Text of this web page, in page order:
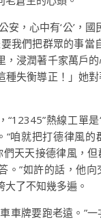
安，心中有‘公’，國
我們把群眾的事當
，浸潤著千家萬戶
種失衡導正！」她
“12345”熱線工單是
“咱就把打德律風
們天天接德律風，
。”如許的話，他
了不知幾多遍。
車牌要跑老遠。”